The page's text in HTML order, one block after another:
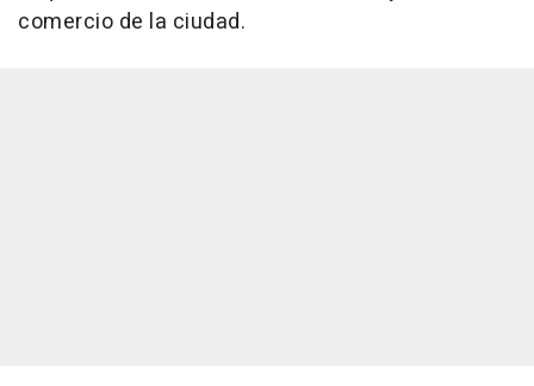
comercio de la ciudad.